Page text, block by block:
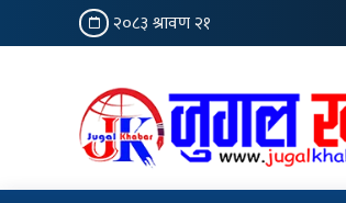
२०८३ श्रावण २१